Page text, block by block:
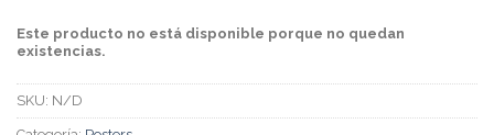
Este producto no está disponible porque no quedan
existencias.
SKU: N/D